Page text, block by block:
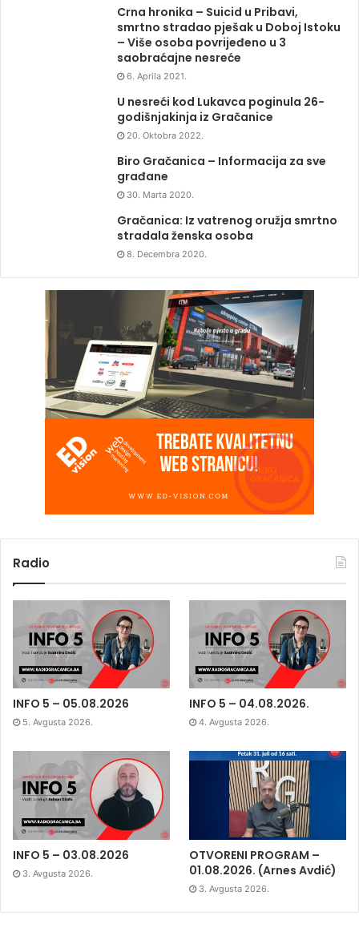
Crna hronika – Suicid u Pribavi,
smrtno stradao pješak u Doboj Istoku
– Više osoba povrijeđeno u 3
saobraćajne nesreće
6. Aprila 2021.
U nesreći kod Lukavca poginula 26-
godišnjakinja iz Gračanice
20. Oktobra 2022.
Biro Gračanica – Informacija za sve
građane
30. Marta 2020.
Gračanica: Iz vatrenog oružja smrtno
stradala ženska osoba
8. Decembra 2020.
Radio
INFO 5 – 05.08.2026
5. Avgusta 2026.
INFO 5 – 04.08.2026.
4. Avgusta 2026.
INFO 5 – 03.08.2026
3. Avgusta 2026.
OTVORENI PROGRAM –
01.08.2026. (Arnes Avdić)
3. Avgusta 2026.